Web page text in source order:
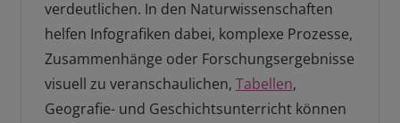
verdeutlichen. In den Naturwissenschaften
helfen Infografiken dabei, komplexe Prozesse,
Zusammenhänge oder Forschungsergebnisse
visuell zu veranschaulichen, Tabellen,
Geografie- und Geschichtsunterricht können